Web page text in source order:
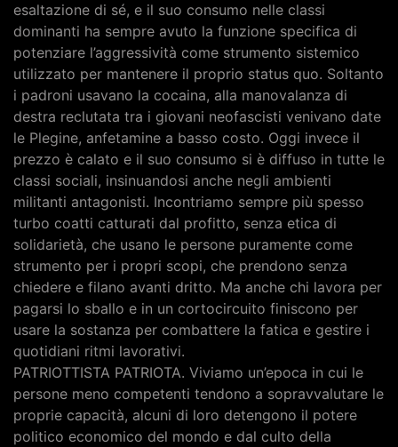
esaltazione di sé, e il suo consumo nelle classi
dominanti ha sempre avuto la funzione specifica di
potenziare l’aggressività come strumento sistemico
utilizzato per mantenere il proprio status quo. Soltanto
i padroni usavano la cocaina, alla manovalanza di
destra reclutata tra i giovani neofascisti venivano date
le Plegine, anfetamine a basso costo. Oggi invece il
prezzo è calato e il suo consumo si è diffuso in tutte le
classi sociali, insinuandosi anche negli ambienti
militanti antagonisti. Incontriamo sempre più spesso
turbo coatti catturati dal profitto, senza etica di
solidarietà, che usano le persone puramente come
strumento per i propri scopi, che prendono senza
chiedere e filano avanti dritto. Ma anche chi lavora per
pagarsi lo sballo e in un cortocircuito finiscono per
usare la sostanza per combattere la fatica e gestire i
quotidiani ritmi lavorativi.
PATRIOTTISTA PATRIOTA. Viviamo un’epoca in cui le
persone meno competenti tendono a sopravvalutare le
proprie capacità, alcuni di loro detengono il potere
politico economico del mondo e dal culto della